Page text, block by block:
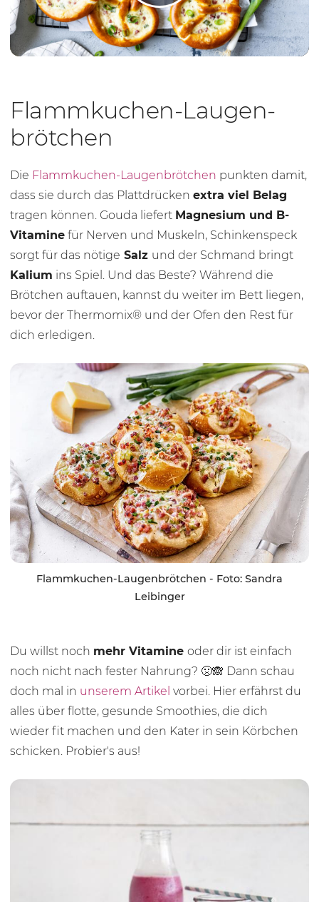
Flamm­ku­chen-Lau­gen­
bröt­chen
Die Flammkuchen-Laugenbrötchen punkten damit,
dass sie durch das Plattdrücken extra viel Belag
tragen können. Gouda liefert Magnesium und B-
Vitamine für Nerven und Muskeln, Schinkenspeck
sorgt für das nötige Salz und der Schmand bringt
Kalium ins Spiel. Und das Beste? Während die
Brötchen auftauen, kannst du weiter im Bett liegen,
bevor der Thermomix® und der Ofen den Rest für
dich erledigen.
Flammkuchen-Laugenbrötchen - Foto: Sandra
Leibinger
Du willst noch mehr Vitamine oder dir ist einfach
noch nicht nach fester Nahrung? 🤢🙈 Dann schau
doch mal in unserem Artikel vorbei. Hier erfährst du
alles über flotte, gesunde Smoothies, die dich
wieder fit machen und den Kater in sein Körbchen
schicken. Probier's aus!